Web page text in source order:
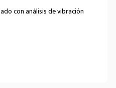
con análisis de vibración